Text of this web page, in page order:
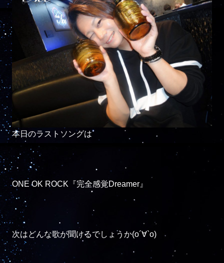
本日のラストソングは
ONE OK ROCK『完全感覚Dreamer』
次はどんな歌が聞けるでしょうか(о´∀`о)